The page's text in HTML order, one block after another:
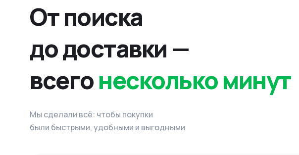
От поиска
до доставки —
всегонесколько минут
Мы сделали всё: чтобы покупки
были быстрыми, удобными и выгодными